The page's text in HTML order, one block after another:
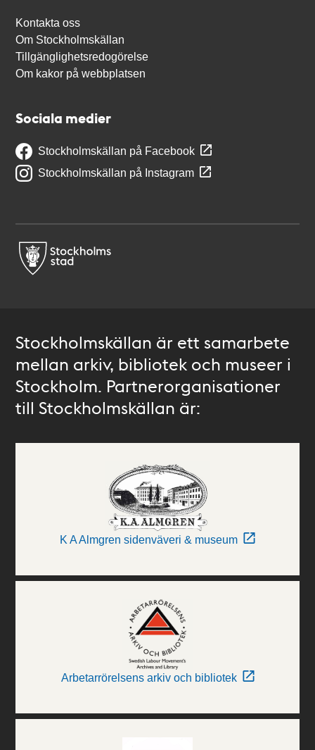
Kontakta oss
Om Stockholmskällan
Tillgänglighetsredogörelse
Om kakor på webbplatsen
Sociala medier
Stockholmskällan på Facebook
Stockholmskällan på Instagram
Stockholmskällan är ett samarbete
mellan arkiv, bibliotek och museer i
Stockholm. Partnerorganisationer
till Stockholmskällan är:
K A Almgren sidenväveri & museum
Arbetarrörelsens arkiv och bibliotek